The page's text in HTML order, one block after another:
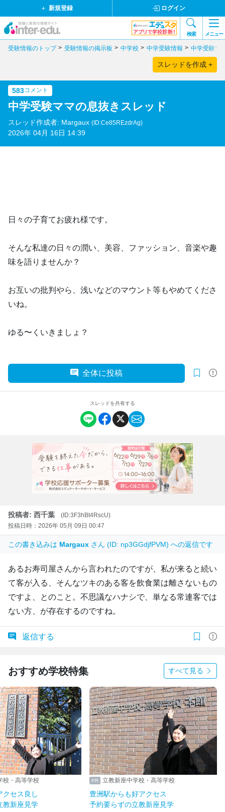
新規登録 ログイン
検索 メニュー
受験情報のトップ 受験情報の掲示板 中学校 中学受験情報 中学受験マ
スレッドを作成 +
583コメント
中学受験ママの息抜きスレッド
スレッド作成者: Margaux (ID:Ce85REzdrAg)
2026年 04月 16日 14:39
日々の子育てお疲れ様です。
そんな私達の日々の潤い、美容、ファッション、音楽や趣
味を語りませんか？
お互いの批判やら、浅いなどのマウント等もやめてくださ
いね。
ゆる〜くいきましょ？
全体に投稿
スレッドを共有する
投稿者: 西千葉
(ID:3F3hBt4RscU)
投稿日時：2026年 05月 09日 00:47
この書き込みは Margaux さん (ID: np3GGdjfPVM) への返信です
あるお寿司屋さんから言われたのですが、私が来ると続い
て客が入る、そんなツキのある客を飲食業は離さないもの
ですよ、とのこと。不思議なハナシで、単なる常連客では
ない方、が存在するのですね。
返信する
おすすめ学校特集 すべて見る
校・高等学校
クセス良し
教新座見学
立教新座中学校・高等学校
豊洲駅からも好アクセス
予約要らずの立教新座見学